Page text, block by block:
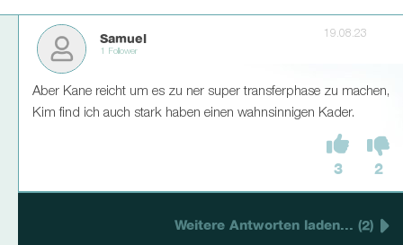
Samuel
1 Follower
19.08.23
Aber Kane reicht um es zu ner super transferphase zu machen,
Kim find ich auch stark haben einen wahnsinnigen Kader.
3 2
Weitere Antworten laden... (2)